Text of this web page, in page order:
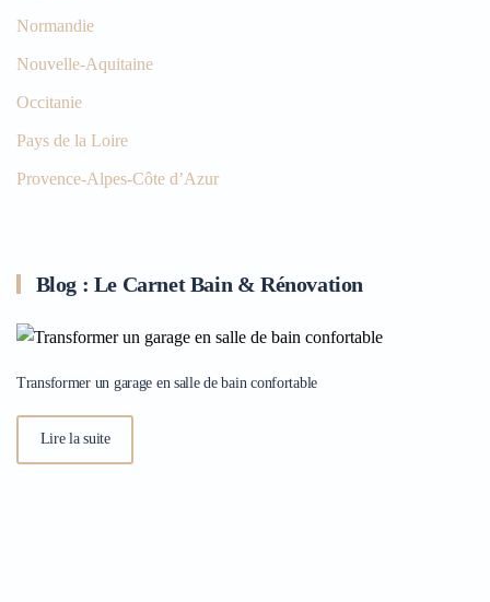
Normandie
Nouvelle-Aquitaine
Occitanie
Pays de la Loire
Provence-Alpes-Côte d’Azur
Blog : Le Carnet Bain & Rénovation
Transformer un garage en salle de bain confortable
Lire la suite